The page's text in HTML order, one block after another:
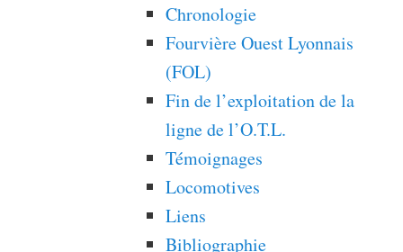
Chronologie
Fourvière Ouest Lyonnais
(FOL)
Fin de l’exploitation de la
ligne de l’O.T.L.
Témoignages
Locomotives
Liens
Bibliographie